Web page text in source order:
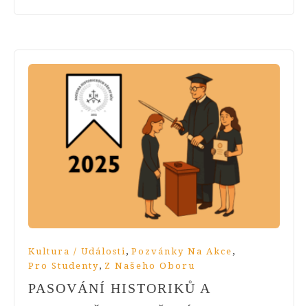
Kultura / Události , Pozvánky Na Akce ,
Pro Studenty, Z Našeho Oboru
PASOVÁNÍ HISTORIKŮ A